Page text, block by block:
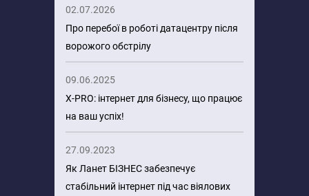
02.07.2026
Про перебої в роботі датацентру після
ворожого обстрілу
09.06.2025
X-PRO: інтернет для бізнесу, що працює
на ваш успіх!
27.09.2023
Як Ланет БІЗНЕС забезпечує
стабільний інтернет під час віялових